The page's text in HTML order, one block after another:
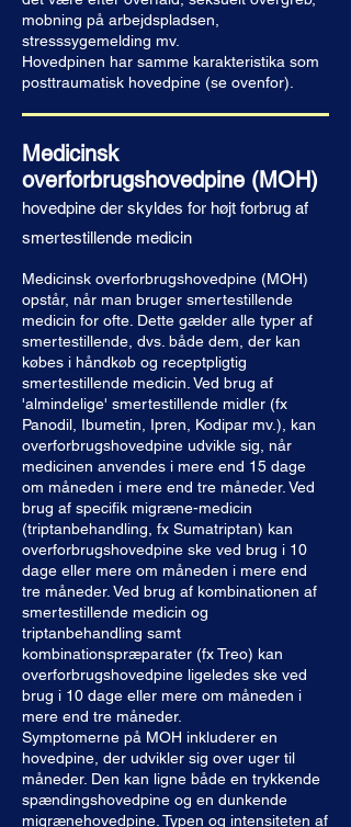
mobning på arbejdspladsen,
stresssygemelding mv.
Hovedpinen har samme karakteristika som
posttraumatisk hovedpine (se ovenfor).
Medicinsk
overforbrugshovedpine (MOH)
hovedpine der skyldes for højt forbrug af
smertestillende medicin
Medicinsk overforbrugshovedpine (MOH)
opstår, når man bruger smertestillende
medicin for ofte. Dette gælder alle typer af
smertestillende, dvs. både dem, der kan
købes i håndkøb og receptpligtig
smertestillende medicin. Ved brug af
'almindelige' smertestillende midler (fx
Panodil, Ibumetin, Ipren, Kodipar mv.), kan
overforbrugshovedpine udvikle sig, når
medicinen anvendes i mere end 15 dage
om måneden i mere end tre måneder. Ved
brug af specifik migræne-medicin
(triptanbehandling, fx Sumatriptan) kan
overforbrugshovedpine ske ved brug i 10
dage eller mere om måneden i mere end
tre måneder. Ved brug af kombinationen af
smertestillende medicin og
triptanbehandling samt
kombinationspræparater (fx Treo) kan
overforbrugshovedpine ligeledes ske ved
brug i 10 dage eller mere om måneden i
mere end tre måneder.
Symptomerne på MOH inkluderer en
hovedpine, der udvikler sig over uger til
måneder. Den kan ligne både en trykkende
spændingshovedpine og en dunkende
migrænehovedpine. Typen og intensiteten af